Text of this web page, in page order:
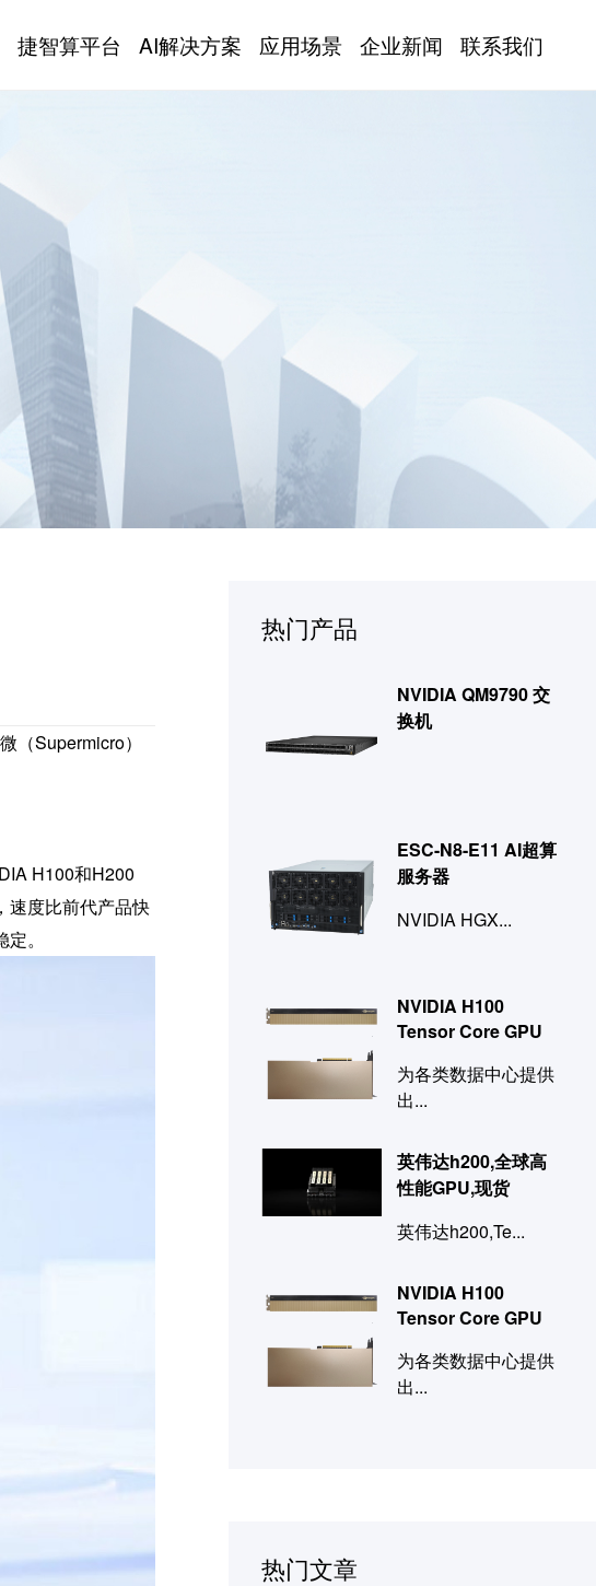
捷智算平台 AI解决方案 应用场景 企业新闻 联系我们
（Supermicro）
H100和H200
速度比前代产品快
。
热门产品
NVIDIA QM9790 交
换机
ESC-N8-E11 AI超算
服务器
NVIDIA HGX...
NVIDIA H100
Tensor Core GPU
为各类数据中心提供
出...
英伟达h200,全球高
性能GPU,现货
英伟达h200,Te...
NVIDIA H100
Tensor Core GPU
为各类数据中心提供
出...
热门文章